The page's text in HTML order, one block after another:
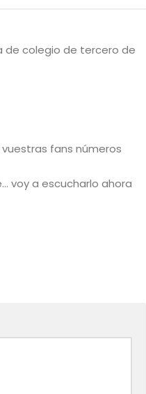
de colegio de tercero de
fans números
voy a escucharlo ahora